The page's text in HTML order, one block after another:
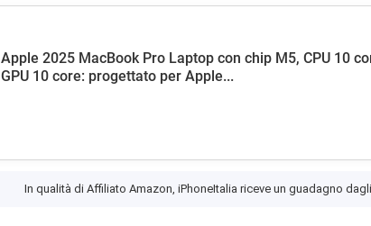
Apple 2025 MacBook Pro Laptop con chip M5, CPU 10
GPU 10 core: progettato per Apple...
In qualità di Affiliato Amazon, iPhoneItalia riceve un guadagno